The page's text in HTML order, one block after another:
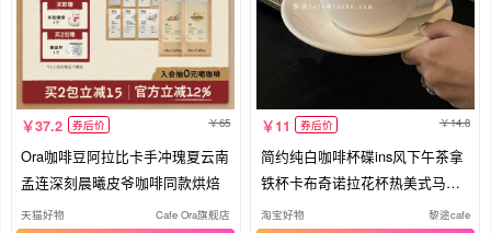
37.2 券后价 65
Ora咖啡豆阿拉比卡手冲瑰夏云南
孟连深刻晨曦皮爷咖啡同款烘焙
天猫好物 Cafe Ora旗舰店
11 券后价 14.8
简约纯白咖啡杯碟ins风下午茶拿
铁杯卡布奇诺拉花杯热美式马克
杯
淘宝好物 黎途cafe